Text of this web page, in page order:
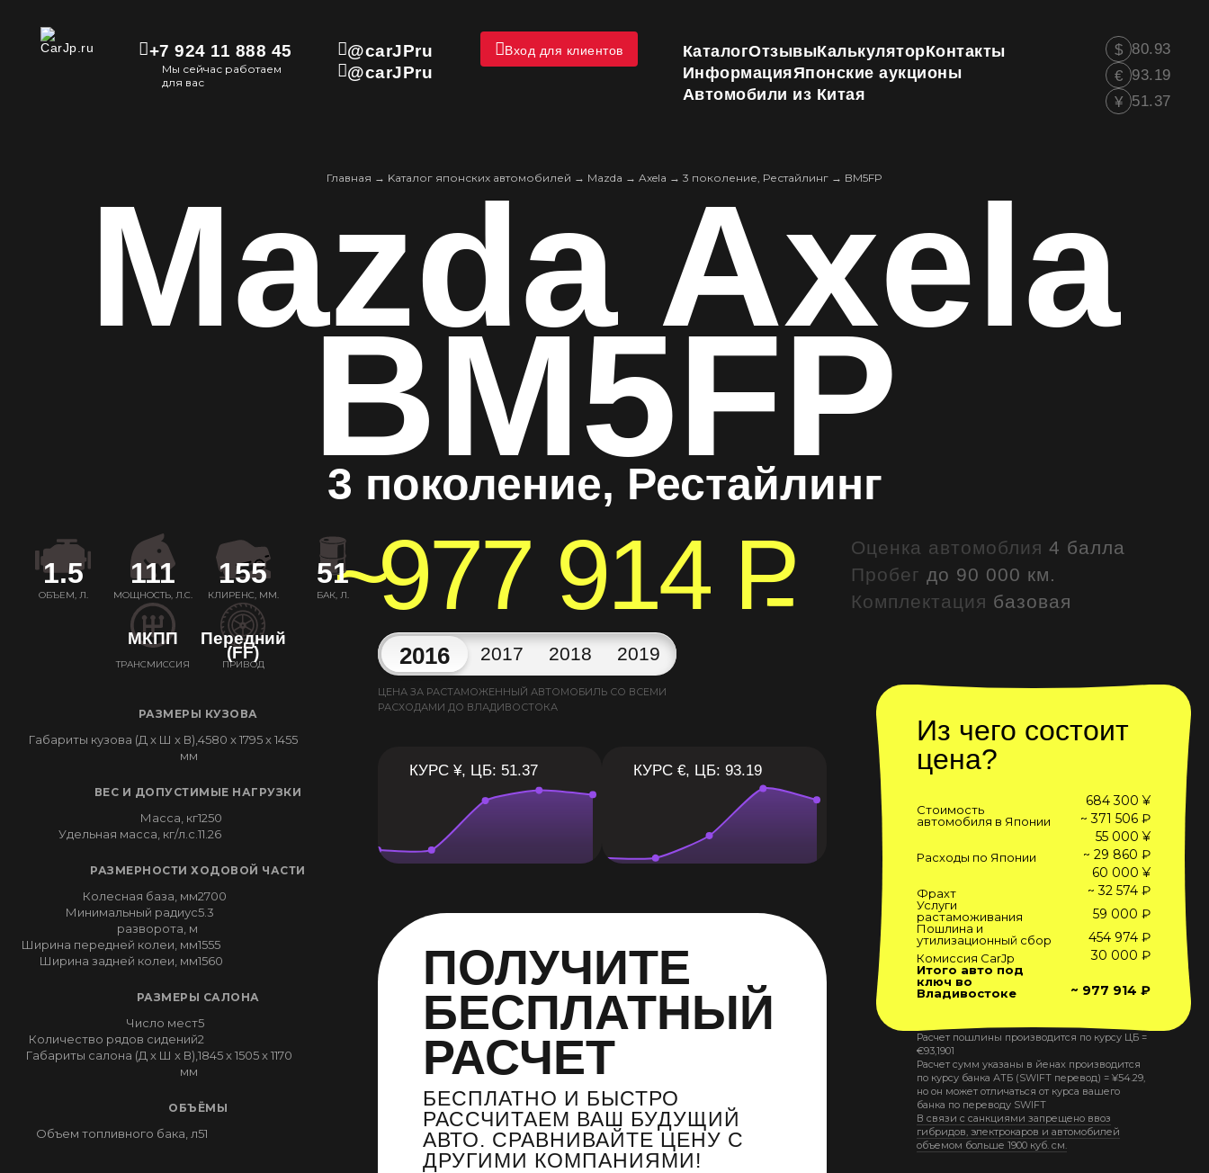
+7 924 11 888 45
Мы сейчас работаем
для вас
@carJPru
@carJPru
Вход для клиентов КаталогОтзывыКалькуляторКонтакты
ИнформацияЯпонские аукционы
Автомобили из Китая
$ 80.93
€ 93.19
¥ 51.37
Главная → Kаталог японских автомобилей → Mazda → Axela → 3 поколение, Рестайлинг → BM5FP
Mazda Axela
BM5FP
3 поколение, Рестайлинг
ОБЪЕМ, Л.
1.5
МОЩНОСТЬ, Л.С.
111
КЛИРЕНС, ММ.
155
БАК, Л.
51
ТРАНСМИССИЯ
МКПП
ПРИВОД
Передний
(FF)
РАЗМЕРЫ КУЗОВА
Габариты кузова (Д x Ш x В),
мм
4580 x 1795 x 1455
ВЕС И ДОПУСТИМЫЕ НАГРУЗКИ
Масса, кг1250
Удельная масса, кг/л.с. 11.26
РАЗМЕРНОСТИ ХОДОВОЙ ЧАСТИ
Колесная база, мм2700
Минимальный радиус
разворота, м
5.3
Ширина передней колеи, мм1555
Ширина задней колеи, мм1560
РАЗМЕРЫ САЛОНА
Число мест5
Количество рядов сидений2
Габариты салона (Д x Ш x В),
мм
1845 x 1505 x 1170
ОБЪЁМЫ
Объем топливного бака, л51
~977 914 P Оценка автомоблия 4 балла
Пробег до 90 000 км.
Комплектация базовая
2016 2017 2018 2019
ЦЕНА ЗА РАСТАМОЖЕННЫЙ АВТОМОБИЛЬ СО ВСЕМИ
РАСХОДАМИ ДО ВЛАДИВОСТОКА
КУРС ¥, ЦБ: 51.37 КУРС €, ЦБ: 93.19
ПОЛУЧИТЕ
БЕСПЛАТНЫЙ
РАСЧЕТ
БЕСПЛАТНО И БЫСТРО
РАССЧИТАЕМ ВАШ БУДУЩИЙ
АВТО. СРАВНИВАЙТЕ ЦЕНУ С
ДРУГИМИ КОМПАНИЯМИ!
Из чего состоит
цена?
Стоимость
автомобиля в Японии
684 300 ¥
~ 371 506 ₽
Расходы по Японии
55 000 ¥
~ 29 860 ₽
Фрахт
60 000 ¥
~ 32 574 ₽
Услуги
растаможивания
59 000 ₽
Пошлина и
утилизационный сбор
454 974 ₽
Комиссия CarJp 30 000 ₽
Итого авто под
ключ во
Владивостоке
~ 977 914 ₽
Расчет пошлины производится по курсу ЦБ =
€93,1901
Расчет сумм указаны в йенах производится
по курсу банка АТБ (SWIFT перевод) = ¥54.29,
но он может отличаться от курса вашего
банка по переводу SWIFT
В связи с санкциями запрещено ввоз
гибридов, электрокаров и автомобилей
объемом больше 1900 куб. см.